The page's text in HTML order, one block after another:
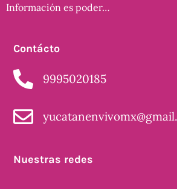
Información es poder…
Contácto
9995020185
Nuestras redes